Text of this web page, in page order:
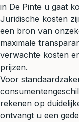
in De Pinte u gaat
Juridische kosten
een bron van
maximale
verwachte kosten
prijzen.
Voor
rekenen op
ontvangt u een